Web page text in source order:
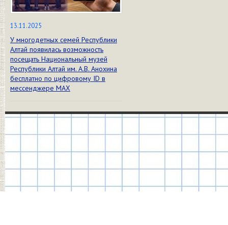
13.11.2025
У многодетных семей Республики
Алтай появилась возможность
посещать Национальный музей
Республики Алтай им. А.В. Анохина
бесплатно по цифровому ID в
мессенджере МАХ